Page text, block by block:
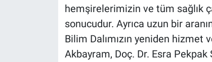
hemşirelerimizin ve tüm sağlık
sonucudur. Ayrıca uzun bir
Bilim Dalımızın yeniden
Akbayram, Doç. Dr. Esra